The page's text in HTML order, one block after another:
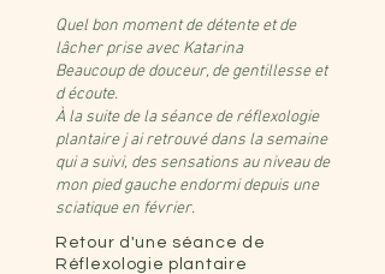
Quel bon moment de détente et de
lâcher prise avec Katarina
Beaucoup de douceur, de gentillesse et
d écoute.
À la suite de la séance de réflexologie
plantaire j ai retrouvé dans la semaine
qui a suivi, des sensations au niveau de
mon pied gauche endormi depuis une
sciatique en février.
Retour d'une séance de
Réflexologie plantaire